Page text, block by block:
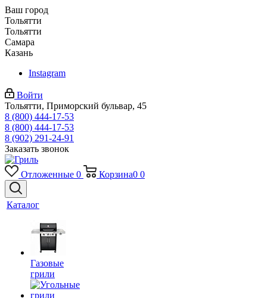
Ваш город
Тольятти
Тольятти
Самара
Казань
Instagram
Войти
Тольятти, Приморский бульвар, 45
8 (800) 444-17-53
8 (800) 444-17-53
8 (902) 291-24-91
Заказать звонок
Отложенные 0 Корзина0 0
Каталог
Газовые
грили